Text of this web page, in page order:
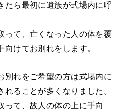
たら最初に遺族が式場内に呼
って、亡くなった人の体を覆
向けてお別れをします。
別れをご希望の方は式場内に
れることが多くなりました。
って、故人の体の上に手向